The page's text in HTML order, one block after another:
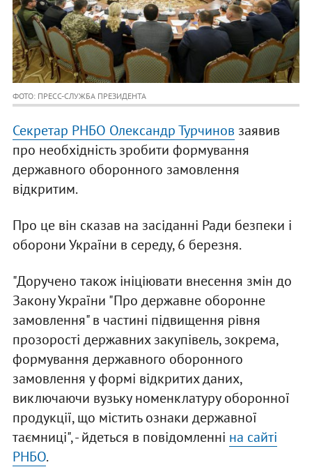
ФОТО: ПРЕСС-СЛУЖБА ПРЕЗИДЕНТА
Секретар РНБО Олександр Турчинов заявив
про необхідність зробити формування
державного оборонного замовлення
відкритим.
Про це він сказав на засіданні Ради безпеки і
оборони України в середу, 6 березня.
"Доручено також ініціювати внесення змін до
Закону України "Про державне оборонне
замовлення" в частині підвищення рівня
прозорості державних закупівель, зокрема,
формування державного оборонного
замовлення у формі відкритих даних,
виключаючи вузьку номенклатуру оборонної
продукції, що містить ознаки державної
таємниці", - йдеться в повідомленні на сайті
РНБО.